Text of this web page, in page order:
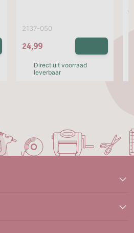
2137-050
24,99
Direct uit voorraad
leverbaar